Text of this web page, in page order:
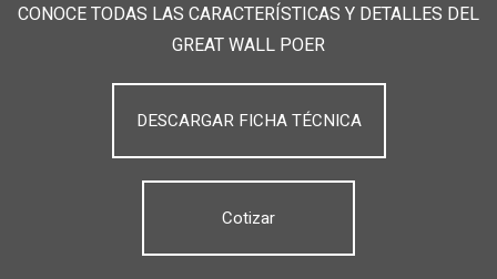
CONOCE TODAS LAS CARACTERÍSTICAS Y DETALLES DEL
GREAT WALL POER
DESCARGAR FICHA TÉCNICA
Cotizar